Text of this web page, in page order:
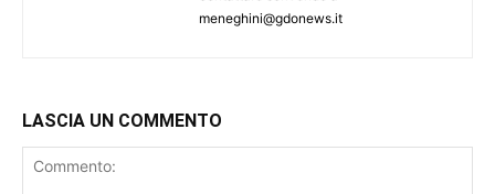
meneghini@gdonews.it
LASCIA UN COMMENTO